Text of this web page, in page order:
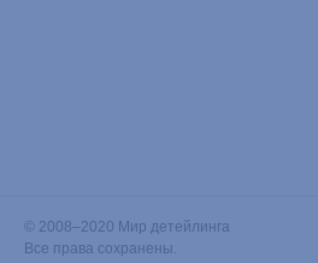
© 2008–2020 Мир детейлинга
Все права сохранены.